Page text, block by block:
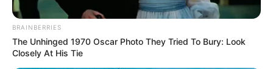
BRAINBERRIES
The Unhinged 1970 Oscar Photo They Tried To Bury: Look
Closely At His Tie